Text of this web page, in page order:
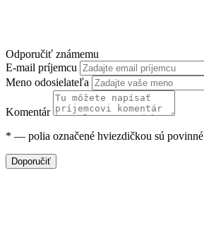
Odporučiť známemu
E-mail príjemcu
Meno odosielateľa
Komentár
* — polia označené hviezdičkou sú povinné
Doporučiť